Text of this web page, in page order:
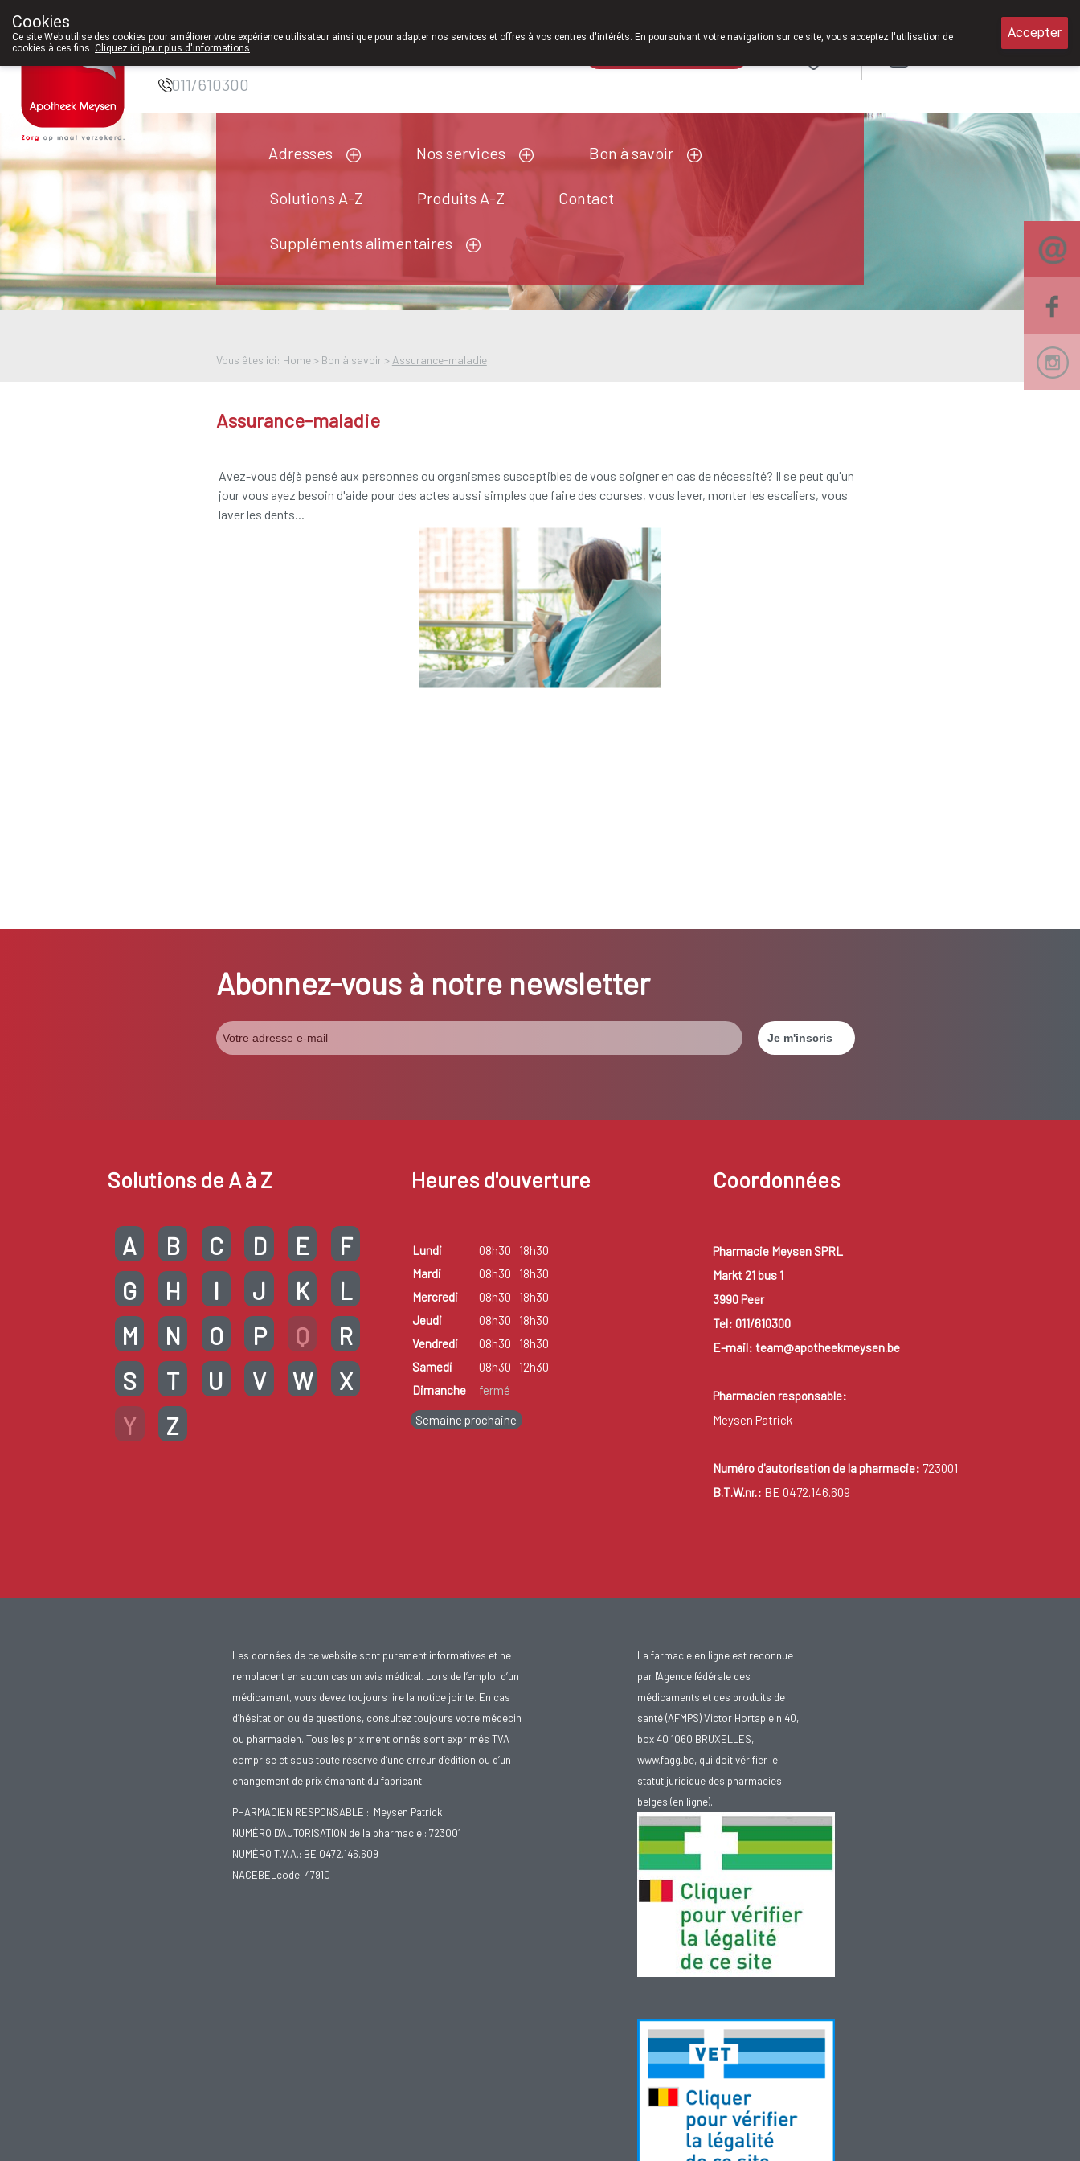
Pharmacie Meysen
SPRL
011/610300
Adresses Nos services Bon à savoir
Solutions A-Z Produits A-Z Contact
Suppléments alimentaires
Vous êtes ici: Home > Bon à savoir > Assurance-maladie
Assurance-maladie
Avez-vous déjà pensé aux personnes ou organismes susceptibles de vous soigner en cas de nécessité? Il se peut qu'un
jour vous ayez besoin d'aide pour des actes aussi simples que faire des courses, vous lever, monter les escaliers, vous
laver les dents...
Abonnez-vous à notre newsletter
Solutions de A à Z
A B C D E
F
G
H I J K
L
M
N O P Q
R
S
T U V W
X
Y
Z
Heures d'ouverture
Lundi 08h30
18h30
Mardi
08h30
18h30
Mercredi
08h30
18h30
Jeudi
08h30
18h30
Vendredi
08h30
18h30
Samedi
08h30
12h30
Dimanche
fermé
Semaine prochaine
Coordonnées
Pharmacie Meysen SPRL
Markt 21 bus 1
3990 Peer
Tel: 011/610300
E-mail: team@apotheekmeysen.be
Pharmacien responsable:
Meysen Patrick
Numéro d'autorisation de la pharmacie: 723001
B.T.W.nr.: BE 0472.146.609
Les données de ce website sont purement informatives et ne
remplacent en aucun cas un avis médical. Lors de l’emploi d’un
médicament, vous devez toujours lire la notice jointe. En cas
d’hésitation ou de questions, consultez toujours votre médecin
ou pharmacien. Tous les prix mentionnés sont exprimés TVA
comprise et sous toute réserve d’une erreur d’édition ou d’un
changement de prix émanant du fabricant.
PHARMACIEN RESPONSABLE :: Meysen Patrick
NUMÉRO D'AUTORISATION de la pharmacie : 723001
NUMÉRO T.V.A.: BE 0472.146.609
NACEBELcode: 47910
La farmacie en ligne est reconnue
par l'Agence fédérale des
médicaments et des produits de
santé (AFMPS) Victor Hortaplein 40,
box 40 1060 BRUXELLES,
www.fagg.be, qui doit vérifier le
statut juridique des pharmacies
belges (en ligne).
Cookies
Ce site Web utilise des cookies pour améliorer votre expérience utilisateur ainsi que pour adapter nos services et offres à vos centres d'intérêts. En poursuivant votre navigation sur ce site, vous acceptez l'utilisation de
cookies à ces fins. Cliquez ici pour plus d'informations.
Accepter